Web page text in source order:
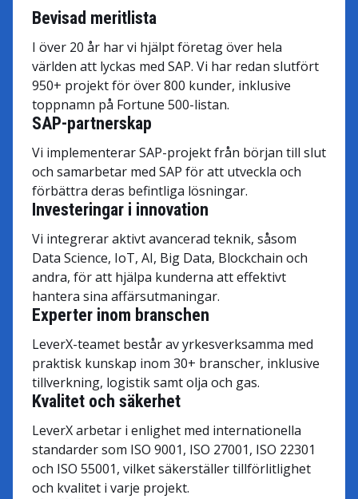
Bevisad meritlista
I över 20 år har vi hjälpt företag över hela
världen att lyckas med SAP. Vi har redan slutfört
950+ projekt för över 800 kunder, inklusive
toppnamn på Fortune 500-listan.
Experter inom branschen
LeverX-teamet består av yrkesverksamma med
praktisk kunskap inom 30+ branscher, inklusive
tillverkning, logistik samt olja och gas.
SAP-partnerskap
Vi implementerar SAP-projekt från början till slut
och samarbetar med SAP för att utveckla och
förbättra deras befintliga lösningar.
Kvalitet och säkerhet
LeverX arbetar i enlighet med internationella
standarder som ISO 9001, ISO 27001, ISO 22301
och ISO 55001, vilket säkerställer tillförlitlighet
och kvalitet i varje projekt.
Investeringar i innovation
Vi integrerar aktivt avancerad teknik, såsom
Data Science, IoT, AI, Big Data, Blockchain och
andra, för att hjälpa kunderna att effektivt
hantera sina affärsutmaningar.